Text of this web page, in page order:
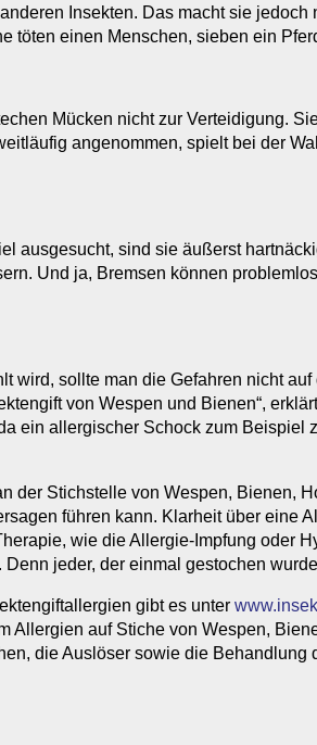
Insekten. Das macht sie
töten einen Menschen, sieben ein
Mücken nicht zur Verteidigung.
angenommen, spielt bei der
ausgesucht, sind sie äußerst
Und ja, Bremsen können
sollte man die Gefahren nicht
von Wespen und Bienen“,
ein allergischer Schock zum
der Stichstelle von Wespen, Bienen,
führen kann. Klarheit über eine
wie die Allergie-Impfung oder
jeder, der einmal gestochen
gibt es unter
Allergien auf Stiche von Wespen,
die Auslöser sowie die Behandlung